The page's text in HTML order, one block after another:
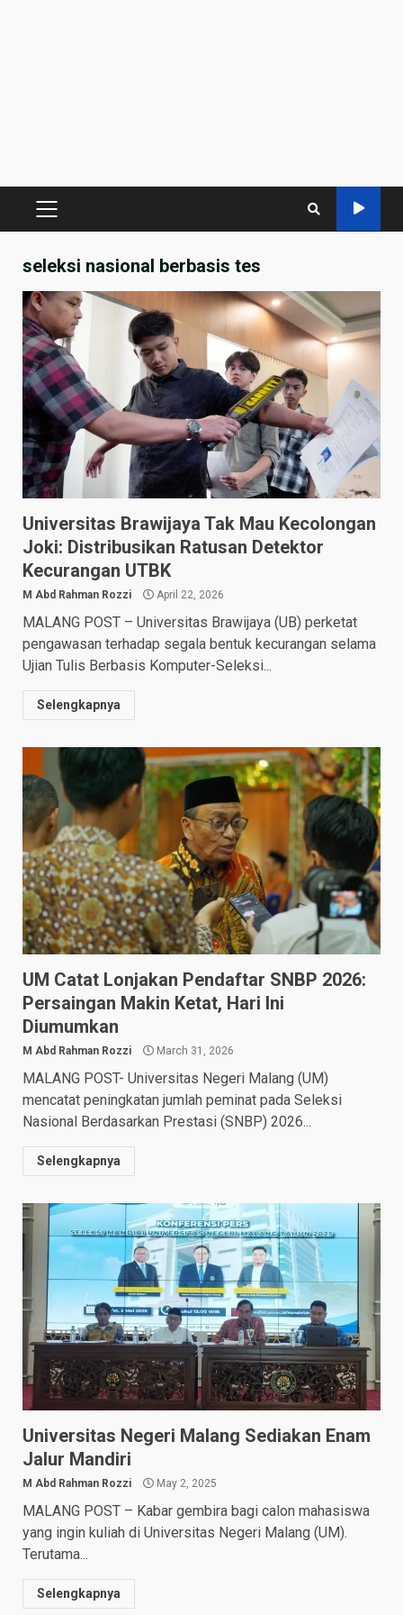
PRIMARY
seleksi nasional berbasis tes
Universitas Brawijaya Tak Mau Kecolongan
Joki: Distribusikan Ratusan Detektor
Kecurangan UTBK
M Abd Rahman Rozzi April 22, 2026
MALANG POST – Universitas Brawijaya (UB) perketat
pengawasan terhadap segala bentuk kecurangan selama
Ujian Tulis Berbasis Komputer-Seleksi...
Selengkapnya
UM Catat Lonjakan Pendaftar SNBP 2026:
Persaingan Makin Ketat, Hari Ini
Diumumkan
M Abd Rahman Rozzi March 31, 2026
MALANG POST- Universitas Negeri Malang (UM)
mencatat peningkatan jumlah peminat pada Seleksi
Nasional Berdasarkan Prestasi (SNBP) 2026...
Selengkapnya
Universitas Negeri Malang Sediakan Enam
Jalur Mandiri
M Abd Rahman Rozzi May 2, 2025
MALANG POST – Kabar gembira bagi calon mahasiswa
yang ingin kuliah di Universitas Negeri Malang (UM).
Terutama...
Selengkapnya